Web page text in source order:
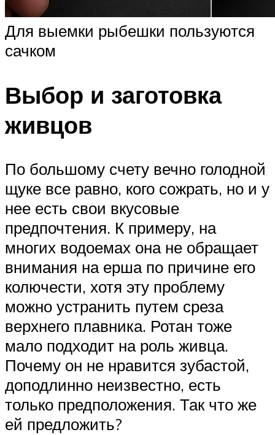
Для выемки рыбешки пользуются
сачком
Выбор и заготовка
живцов
По большому счету вечно голодной
щуке все равно, кого сожрать, но и у
нее есть свои вкусовые
предпочтения. К примеру, на
многих водоемах она не обращает
внимания на ерша по причине его
колючести, хотя эту проблему
можно устранить путем среза
верхнего плавника. Ротан тоже
мало подходит на роль живца.
Почему он не нравится зубастой,
доподлинно неизвестно, есть
только предположения. Так что же
ей предложить?